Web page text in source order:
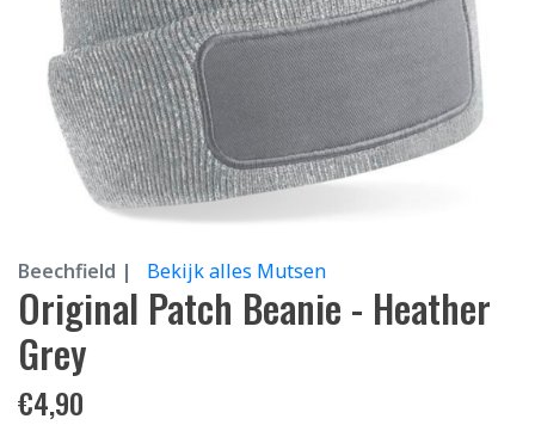
Beechfield | Bekijk alles Mutsen
Original Patch Beanie - Heather
Grey
€4,90